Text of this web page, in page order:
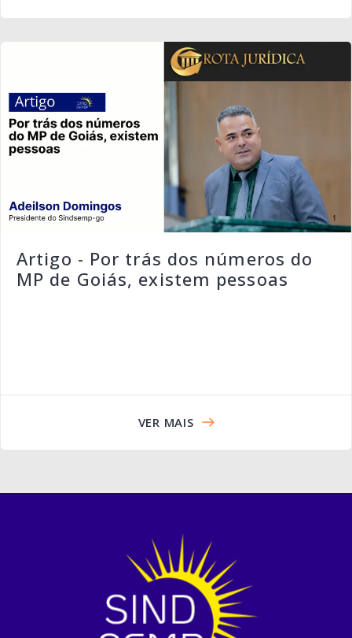
Artigo - Por trás dos números do
MP de Goiás, existem pessoas
VER MAIS